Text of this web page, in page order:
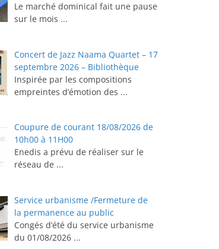
Le marché dominical fait une pause
sur le mois ...
Concert de Jazz Naama Quartet – 17
septembre 2026 – Bibliothèque
Inspirée par les compositions
empreintes d’émotion des ...
Coupure de courant 18/08/2026 de
10h00 à 11H00
Enedis a prévu de réaliser sur le
réseau de ...
Service urbanisme /Fermeture de
la permanence au public
Congés d’été du service urbanisme
du 01/08/2026 ...